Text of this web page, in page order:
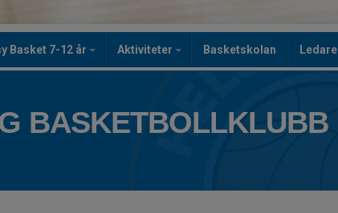
Basket 7-12 år Aktiviteter Basketskolan Ledare
BASKETBOLLKLUBB